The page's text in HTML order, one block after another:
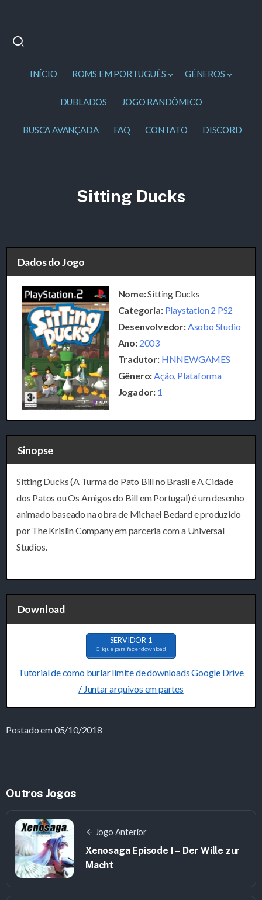
INÍCIO ROMS EM PORTUGUÊS GÊNEROS
DUBLADOS JOGO RANDÔMICO
BUSCA AVANÇADA FAQ CONTATO DISCORD
Sitting Ducks
Dados do Jogo
Nome:Sitting Ducks
Categoria: Playstation 2 PS2
Desenvolvedor: Asobo Studio
Ano: 2003
Tradutor: HNNEWGAMES
Gênero: Ação Plataforma
Jogador: 1
Sinopse
Sitting Ducks (A Turma do Pato Bill no Brasil e A Cidade
dos Patos ou Os Amigos do Bill em Portugal) é um desenho
animado baseado na obra de Michael Bedard e produzido
por The Krislin Company em parceria com a Universal
Studios.
Download
SERVIDOR 1
Clique para fazer download
Tutorial de como burlar limite de downloads Google Drive
/ Juntar arquivos em partes
Postado em 05/10/2018
Outros Jogos
Jogo Anterior
Xenosaga Episode I – Der Wille zur
Macht